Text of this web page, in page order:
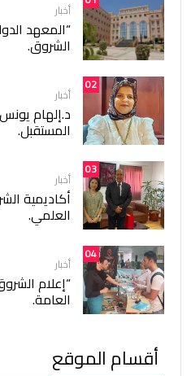
أخبار
“المعهد
الشروق.
02
أخبار
د.إلهام
المستقبل.
03
أخبار
أكاديمية
العلمي.
04
أخبار
“إعلام
العامة.
أقسام الموقع